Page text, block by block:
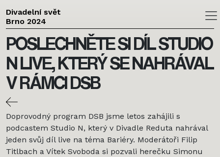
Divadelní svět
Brno 2024
POSLECHNĚTE SI DÍL STUDIO
N LIVE, KTERÝ SE NAHRÁVAL
V RÁMCI DSB
Doprovodný program DSB jsme letos zahájili s
podcastem Studio N, který v Divadle Reduta nahrával
jeden svůj díl live na téma Bariéry. Moderátoři Filip
Titlbach a Vítek Svoboda si pozvali herečku Simonu